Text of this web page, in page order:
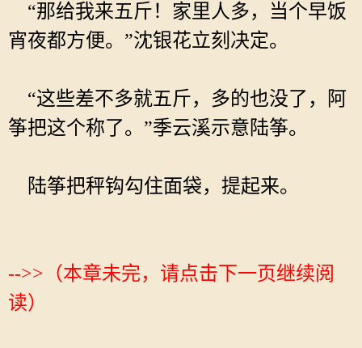
“那给我来五斤！家里人多，当个早饭
宵夜都方便。”沈银花立刻决定。
“这些差不多就五斤，多的也没了，阿
筝把这个称了。”季云溪示意陆筝。
陆筝把秤钩勾住面袋，提起来。
-->>（本章未完，请点击下一页继续阅
读）